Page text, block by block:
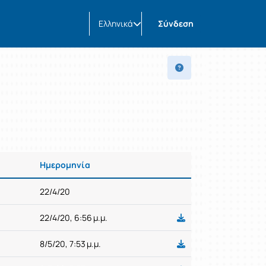
Ελληνικά Σύνδεση
Ημερομηνία
22/4/20
22/4/20, 6:56 μ.μ.
8/5/20, 7:53 μ.μ.